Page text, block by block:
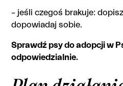
– jeśli czegoś brakuje:
dopowiadaj sobie.
Sprawdź psy do adopcji w
odpowiedzialnie.